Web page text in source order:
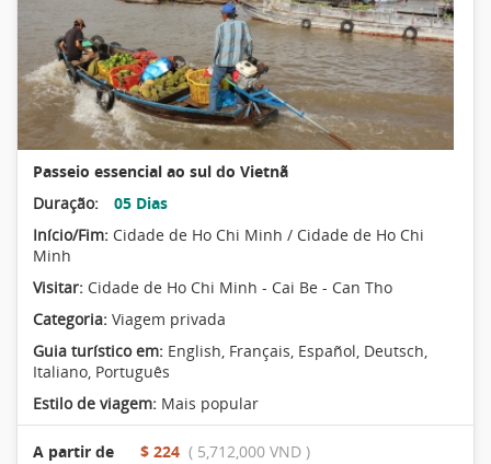
Passeio essencial ao sul do Vietnã
Duração:
05 Dias
Início/Fim: Cidade de Ho Chi Minh / Cidade de Ho Chi
Minh
Visitar: Cidade de Ho Chi Minh - Cai Be - Can Tho
Categoria: Viagem privada
Guia turístico em: English, Français, Español, Deutsch,
Italiano, Português
Estilo de viagem: Mais popular
A partir de $ 224 ( 5,712,000 VND )